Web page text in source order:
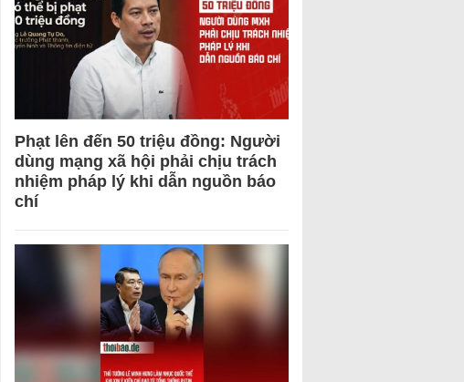
Phạt lên đến 50 triệu đồng: Người
dùng mạng xã hội phải chịu trách
nhiệm pháp lý khi dẫn nguồn báo
chí